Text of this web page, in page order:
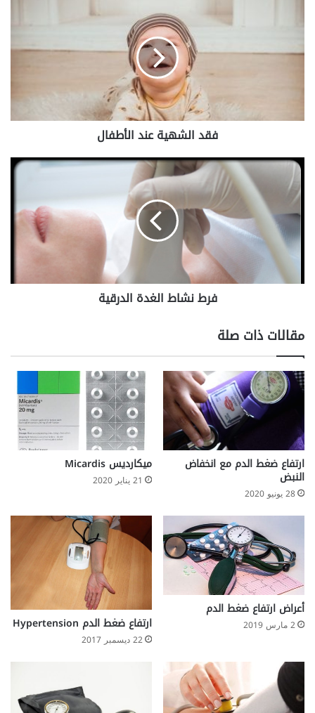
عند
فقد الشهية عند الأطفال
فرط
نشاط
الغدة
فرط نشاط الغدة الدرقية
مقالات ذات صلة
ارتفاع ضغط الدم مع انخفاض
النبض
28 يونيو 2020
ميكارديس Micardis
21 يناير 2020
أعراض ارتفاع ضغط الدم
2 مارس 2019 ارتفاع ضغط الدم Hypertension
22 ديسمبر 2017